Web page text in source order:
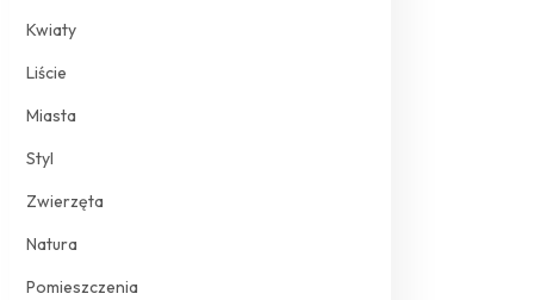
Kwiaty
Liście
Miasta
Styl
Zwierzęta
Natura
Pomieszczenia